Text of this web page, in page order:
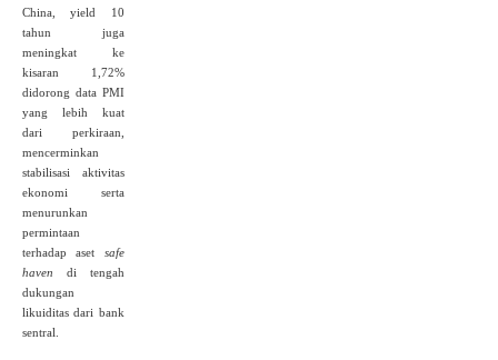
China, yield 10
tahun juga
meningkat ke
kisaran 1,72%
didorong data PMI
yang lebih kuat
dari perkiraan,
mencerminkan
stabilisasi aktivitas
ekonomi serta
menurunkan
permintaan
terhadap aset safe
haven di tengah
dukungan
likuiditas dari bank
sentral.